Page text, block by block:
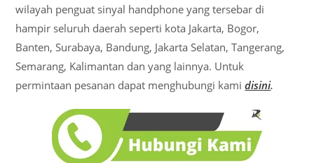
wilayah penguat sinyal handphone yang tersebar di
hampir seluruh daerah seperti kota Jakarta, Bogor,
Banten, Surabaya, Bandung, Jakarta Selatan, Tangerang,
Semarang, Kalimantan dan yang lainnya. Untuk
permintaan pesanan dapat menghubungi kamidisini.